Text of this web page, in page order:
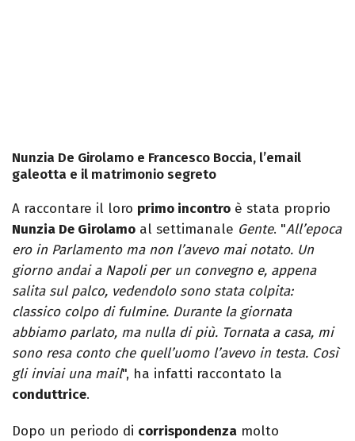
Nunzia De Girolamo e Francesco Boccia, l’email
galeotta e il matrimonio segreto
A raccontare il loro primo incontro è stata proprio
Nunzia De Girolamo al settimanale Gente. "All’epoca
ero in Parlamento ma non l’avevo mai notato. Un
giorno andai a Napoli per un convegno e, appena
salita sul palco, vedendolo sono stata colpita:
classico colpo di fulmine. Durante la giornata
abbiamo parlato, ma nulla di più. Tornata a casa, mi
sono resa conto che quell’uomo l’avevo in testa. Così
gli inviai una mail", ha infatti raccontato la
conduttrice.
Dopo un periodo di corrispondenza molto